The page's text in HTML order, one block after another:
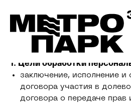
Согласие на обработку
1. Цели обработки
заключение, исполнение
договора участия в
договора о передаче прав